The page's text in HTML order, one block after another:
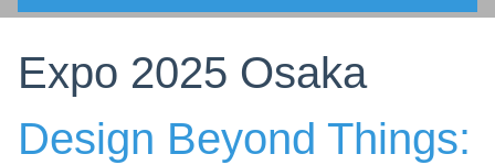
Expo 2025 Osaka
Design Beyond Things: